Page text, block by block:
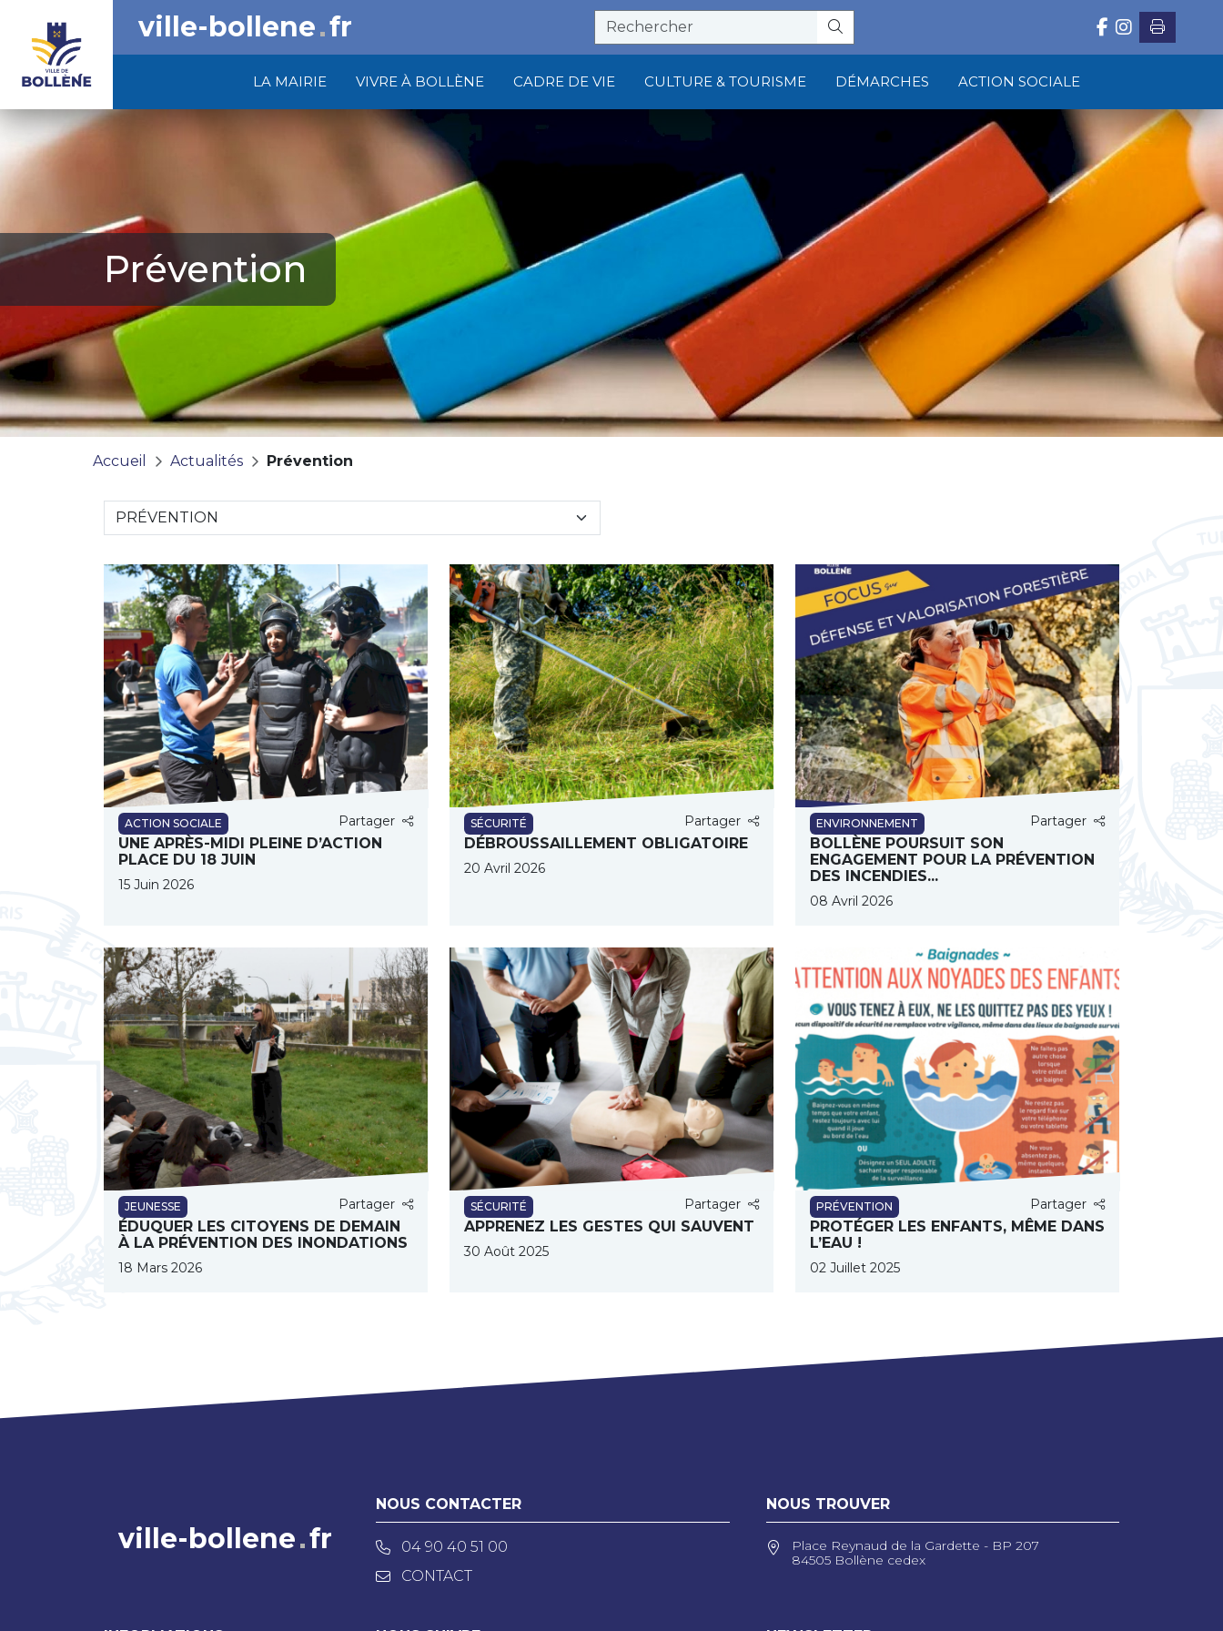
LA MAIRIE VIVRE À BOLLÈNE CADRE DE VIE CULTURE & TOURISME DÉMARCHES ACTION SOCIALE
ville-bollene fr
Prévention
Accueil Actualités Prévention
ACTION SOCIALE Partager
UNE APRÈS-MIDI PLEINE D’ACTION
PLACE DU 18 JUIN
15 Juin 2026
SÉCURITÉ Partager
DÉBROUSSAILLEMENT OBLIGATOIRE
20 Avril 2026
ENVIRONNEMENT Partager
BOLLÈNE POURSUIT SON
ENGAGEMENT POUR LA PRÉVENTION
DES INCENDIES...
08 Avril 2026
JEUNESSE Partager
ÉDUQUER LES CITOYENS DE DEMAIN
À LA PRÉVENTION DES INONDATIONS
18 Mars 2026
SÉCURITÉ Partager
APPRENEZ LES GESTES QUI SAUVENT
30 Août 2025
PRÉVENTION Partager
PROTÉGER LES ENFANTS, MÊME DANS
L’EAU !
02 Juillet 2025
ville-bollene fr
NOUS CONTACTER
04 90 40 51 00
CONTACT
NOUS TROUVER
Place Reynaud de la Gardette - BP 207
84505 Bollène cedex